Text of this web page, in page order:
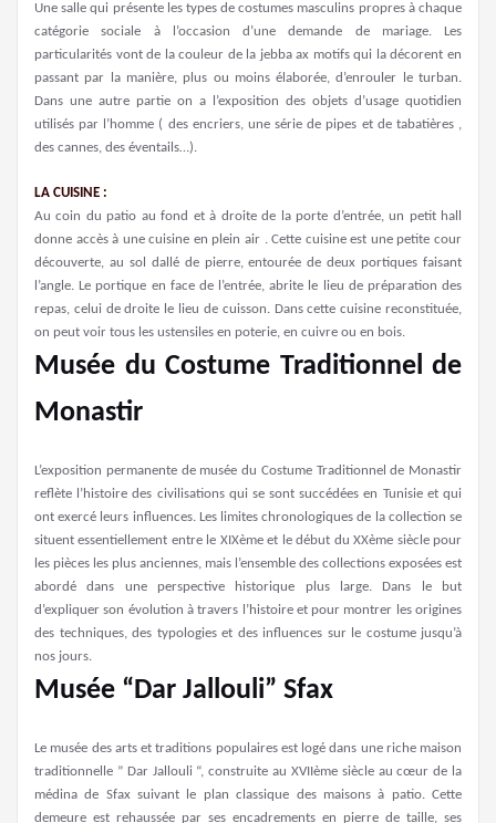
Une salle qui présente les types de costumes masculins propres à chaque
catégorie sociale à l’occasion d’une demande de mariage. Les
particularités vont de la couleur de la jebba ax motifs qui la décorent en
passant par la manière, plus ou moins élaborée, d’enrouler le turban.
Dans une autre partie on a l’exposition des objets d’usage quotidien
utilisés par l’homme ( des encriers, une série de pipes et de tabatières ,
des cannes, des éventails…).
LA CUISINE :
Au coin du patio au fond et à droite de la porte d’entrée, un petit hall
donne accès à une cuisine en plein air . Cette cuisine est une petite cour
découverte, au sol dallé de pierre, entourée de deux portiques faisant
l’angle. Le portique en face de l’entrée, abrite le lieu de préparation des
repas, celui de droite le lieu de cuisson. Dans cette cuisine reconstituée,
on peut voir tous les ustensiles en poterie, en cuivre ou en bois.
Musée du Costume Traditionnel de
Monastir
L’exposition permanente de musée du Costume Traditionnel de Monastir
reflète l’histoire des civilisations qui se sont succédées en Tunisie et qui
ont exercé leurs influences. Les limites chronologiques de la collection se
situent essentiellement entre le XIXème et le début du XXème siècle pour
les pièces les plus anciennes, mais l’ensemble des collections exposées est
abordé dans une perspective historique plus large. Dans le but
d’expliquer son évolution à travers l’histoire et pour montrer les origines
des techniques, des typologies et des influences sur le costume jusqu’à
nos jours.
Musée “Dar Jallouli” Sfax
Le musée des arts et traditions populaires est logé dans une riche maison
traditionnelle ” Dar Jallouli “, construite au XVIIème siècle au cœur de la
médina de Sfax suivant le plan classique des maisons à patio. Cette
demeure est rehaussée par ses encadrements en pierre de taille, ses